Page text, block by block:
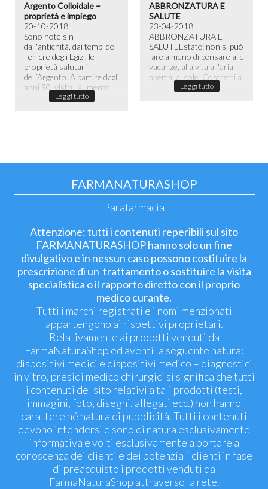
Argento Colloidale –
proprietà e impiego
20-10-2018
Sono note sin
dall'antichità, dai tempi dei
Fenici e degli Egizi, le
proprietà salutari
dell’Argento. A partire dagli
anni 90, visto l’aumento
Leggi tutto
ABBRONZATURA E
SALUTE
23-04-2018
ABBRONZATURA E
SALUTE​ Estate: non si può
fare a meno di pensare alle
vacanze, alla vita all'aria
aperta, al sole. Costretti a
passare la maggior ...
Leggi tutto
FARMANATURASHOP
Parafarmacia
Attenzione: tutti i contenuti reperibili sul sito
FARMANATURASHOP hanno solo un fine
divulgativo e in nessun caso possono costituire la
prescrizione di un trattamento o sostituire la visita
specialistica o il rapporto diretto con il proprio
medico curante.
Tutti i marchi registrati e i nomi menzionati
appartengono ai rispettivi proprietari.
Relativamente ai prodotti venduti da
FarmaNaturaShop ed aventi la seguente natura:
dispositivi medici e dispositivi medico – diagnostici
in vitro, presidi medico chirurgici si significa che tutti
i contenuti del sito relativi a tali prodotti (testi,
immagini, foto, disegni, allegati ecc.) non hanno
carattere né natura di pubblicità. Tutti i contenuti
devono intendersi e sono di natura esclusivamente
informativa e volti esclusivamente a portare a
conoscenza dei clienti e dei potenziali clienti in fase
di preacquisto i prodotti venduti da
FarmaNaturaShop attraverso la rete.